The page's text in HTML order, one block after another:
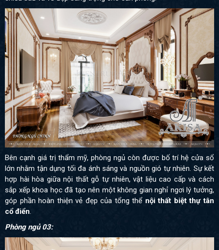
Bên cạnh giá trị thẩm mỹ, phòng ngủ còn được bố trí hệ cửa sổ
lớn nhằm tận dụng tối đa ánh sáng và nguồn gió tự nhiên. Sự kết
hợp hài hòa giữa nội thất gỗ tự nhiên, vật liệu cao cấp và cách
sắp xếp khoa học đã tạo nên một không gian nghỉ ngơi lý tưởng,
góp phần hoàn thiện vẻ đẹp của tổng thể nội thất biệt thự tân
cổ điển.
Phòng ngủ 03: